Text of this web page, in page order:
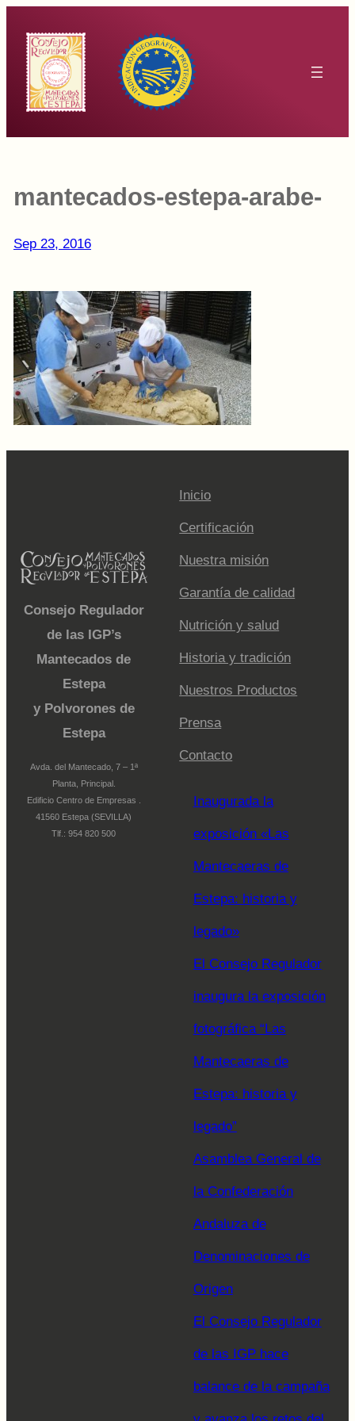
contenido
mantecados-estepa-arabe-
Sep 23, 2016
Consejo Regulador
de las IGP’s
Mantecados de
Estepa
y Polvorones de
Estepa
Avda. del Mantecado, 7 – 1ª
Planta, Principal.
Edificio Centro de Empresas .
41560 Estepa (SEVILLA)
Tlf.: 954 820 500
Inicio
Certificación
Nuestra misión
Garantía de calidad
Nutrición y salud
Historia y tradición
Nuestros Productos
Prensa
Contacto
Inaugurada la
exposición «Las
Mantecaeras de
Estepa: historia y
legado»
El Consejo Regulador
inaugura la exposición
fotográfica “Las
Mantecaeras de
Estepa: historia y
legado”
Asamblea General de
la Confederación
Andaluza de
Denominaciones de
Origen
El Consejo Regulador
de las IGP hace
balance de la campaña